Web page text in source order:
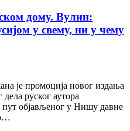
дому. Вулин:
у свему, ни у чему
је промоција новог издања
руског аутора
објављеног у Нишу давне